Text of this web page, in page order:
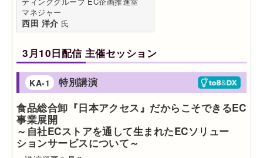
マネジャー
西田 洋介 氏
3月10日配信 主催セッション
KA-1 特別講演
食品総合卸『日本アクセス』だからこそできるEC
事業展開
～自社ECストアを通して生まれたECソリュー
ションサービスについて～